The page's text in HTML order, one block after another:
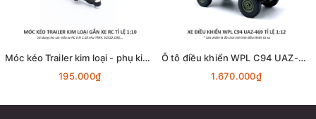
Móc kéo Trailer kim loại - phụ kiện lắp cho xe RC tỉ lệ 1:10
195.000₫
Ô tô điều khiển WPL C94 UAZ-469 4x4 1:12 - RTR [TẶNG BIỂN + STICKER]
1.670.000₫